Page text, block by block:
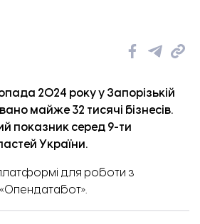
2024 року у Запорізькій
майже 32 тисячі бізнесів.
показник серед 9-ти
України.
для роботи з